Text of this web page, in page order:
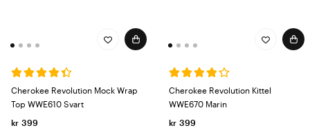
Cherokee Revolution Mock Wrap
Top WWE610 Svart
kr 399
Cherokee Revolution Kittel
WWE670 Marin
kr 399